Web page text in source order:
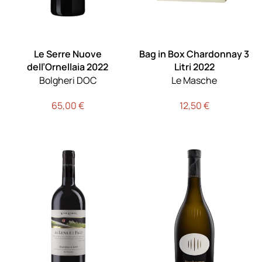
Le Serre Nuove
dell’Ornellaia 2022
Bolgheri DOC
65,00€
Bag in Box Chardonnay 3
Litri 2022
Le Masche
12,50€